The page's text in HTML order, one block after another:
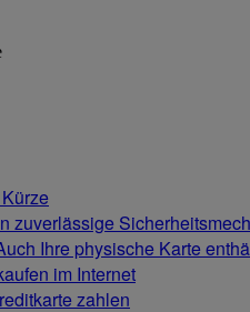
zuverlässige
Ihre physische Karte
im Internet
zahlen